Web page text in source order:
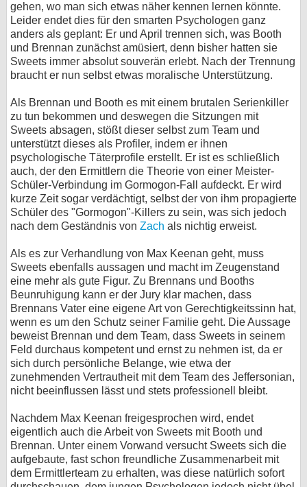
gehen, wo man sich etwas näher kennen lernen könnte.
Leider endet dies für den smarten Psychologen ganz
anders als geplant: Er und April trennen sich, was Booth
und Brennan zunächst amüsiert, denn bisher hatten sie
Sweets immer absolut souverän erlebt. Nach der Trennung
braucht er nun selbst etwas moralische Unterstützung.
Als Brennan und Booth es mit einem brutalen Serienkiller
zu tun bekommen und deswegen die Sitzungen mit
Sweets absagen, stößt dieser selbst zum Team und
unterstützt dieses als Profiler, indem er ihnen
psychologische Täterprofile erstellt. Er ist es schließlich
auch, der den Ermittlern die Theorie von einer Meister-
Schüler-Verbindung im Gormogon-Fall aufdeckt. Er wird
kurze Zeit sogar verdächtigt, selbst der von ihm propagierte
Schüler des "Gormogon"-Killers zu sein, was sich jedoch
nach dem Geständnis von Zach als nichtig erweist.
Als es zur Verhandlung von Max Keenan geht, muss
Sweets ebenfalls aussagen und macht im Zeugenstand
eine mehr als gute Figur. Zu Brennans und Booths
Beunruhigung kann er der Jury klar machen, dass
Brennans Vater eine eigene Art von Gerechtigkeitssinn hat,
wenn es um den Schutz seiner Familie geht. Die Aussage
beweist Brennan und dem Team, dass Sweets in seinem
Feld durchaus kompetent und ernst zu nehmen ist, da er
sich durch persönliche Belange, wie etwa der
zunehmenden Vertrautheit mit dem Team des Jeffersonian,
nicht beeinflussen lässt und stets professionell bleibt.
Nachdem Max Keenan freigesprochen wird, endet
eigentlich auch die Arbeit von Sweets mit Booth und
Brennan. Unter einem Vorwand versucht Sweets sich die
aufgebaute, fast schon freundliche Zusammenarbeit mit
dem Ermittlerteam zu erhalten, was diese natürlich sofort